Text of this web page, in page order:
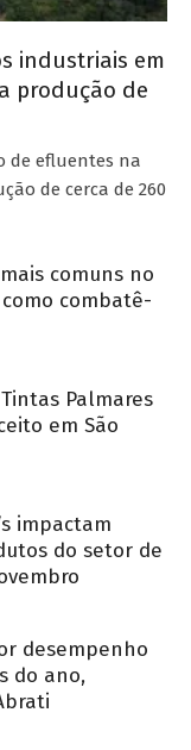
industriais em
produção de
de efluentes na
de cerca de 260
comuns no
combatê-
Palmares
em São
impactam
do setor de
desempenho
do ano,